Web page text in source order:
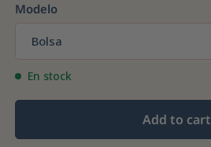
Modelo
Bolsa
En stock
Add to cart